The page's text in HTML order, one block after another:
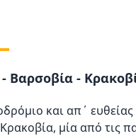
Βαρσοβία -
και απ΄
μία από τις